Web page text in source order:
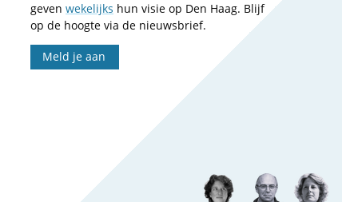
geven wekelijks hun visie op Den Haag. Blijf
op de hoogte via de nieuwsbrief.
Meld je aan